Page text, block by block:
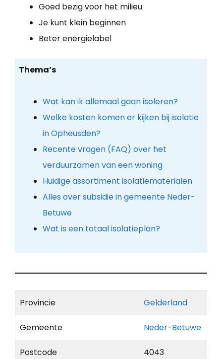
Goed bezig voor het milieu
Je kunt klein beginnen
Beter energielabel
Thema’s
Wat kan ik allemaal gaan isoleren?
Welke kosten komen er kijken bij isolatie
in Opheusden?
Recente vragen (FAQ) over het
verduurzamen van een woning
Huidige assortiment isolatiematerialen
Alles over subsidie in gemeente Neder-
Betuwe
Wat is een totaal isolatieplan?
Provincie Gelderland
Gemeente Neder-Betuwe
Postcode 4043